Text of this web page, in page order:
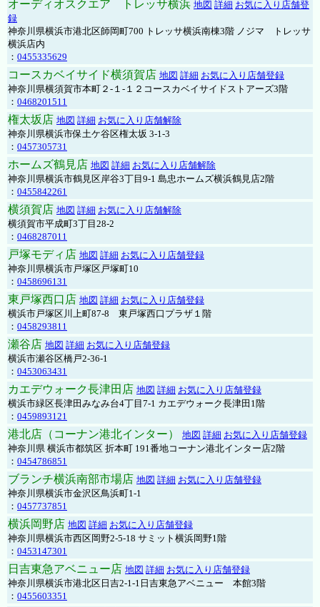
オーディオスクエア トレッサ横浜 地図 詳細 お気に入り店舗登
録
神奈川県横浜市港北区師岡町700 トレッサ横浜南棟3階 ノジマ トレッサ
横浜店内
： 0455335629
コースカベイサイド横須賀店 地図 詳細 お気に入り店舗登録
神奈川県横須賀市本町２-１-１２コースカベイサイドストアーズ3階
： 0468201511
権太坂店 地図 詳細 お気に入り店舗解除
神奈川県横浜市保土ケ谷区権太坂 3-1-3
： 0457305731
ホームズ鶴見店 地図 詳細 お気に入り店舗解除
神奈川県横浜市鶴見区岸谷3丁目9-1 島忠ホームズ横浜鶴見店2階
： 0455842261
横須賀店 地図 詳細 お気に入り店舗解除
横須賀市平成町3丁目28-2
： 0468287011
戸塚モディ店 地図 詳細 お気に入り店舗登録
神奈川県横浜市戸塚区戸塚町10
： 0458696131
東戸塚西口店 地図 詳細 お気に入り店舗登録
横浜市戸塚区川上町87-8 東戸塚西口プラザ１階
： 0458293811
瀬谷店 地図 詳細 お気に入り店舗登録
横浜市瀬谷区橋戸2-36-1
： 0453063431
カエデウォーク長津田店 地図 詳細 お気に入り店舗登録
横浜市緑区長津田みなみ台4丁目7-1 カエデウォーク長津田1階
： 0459893121
港北店（コーナン港北インター） 地図 詳細 お気に入り店舗登録
神奈川県 横浜市都筑区 折本町 191番地コーナン港北インター店2階
： 0454786851
ブランチ横浜南部市場店 地図 詳細 お気に入り店舗登録
神奈川県横浜市金沢区鳥浜町1-1
： 0457737851
横浜岡野店 地図 詳細 お気に入り店舗登録
神奈川県横浜市西区岡野2-5-18 サミット横浜岡野1階
： 0453147301
日吉東急アベニュー店 地図 詳細 お気に入り店舗登録
神奈川県横浜市港北区日吉2-1-1日吉東急アベニュー 本館3階
： 0455603351